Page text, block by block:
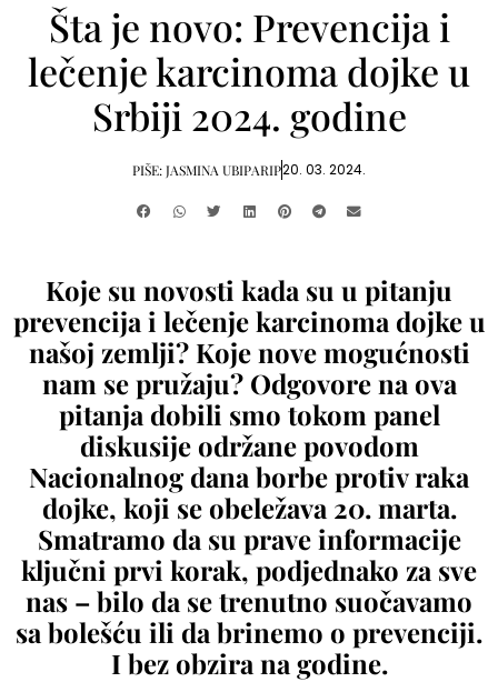
Šta je novo: Prevencija i
lečenje karcinoma dojke u
Srbiji 2024. godine
PIŠE:JASMINA UBIPARIP20. 03. 2024.
Koje su novosti kada su u pitanju
prevencija i lečenje karcinoma dojke u
našoj zemlji? Koje nove mogućnosti
nam se pružaju? Odgovore na ova
pitanja dobili smo tokom panel
diskusije održane povodom
Nacionalnog dana borbe protiv raka
dojke, koji se obeležava 20. marta.
Smatramo da su prave informacije
ključni prvi korak, podjednako za sve
nas – bilo da se trenutno suočavamo
sa bolešću ili da brinemo o prevenciji.
I bez obzira na godine.